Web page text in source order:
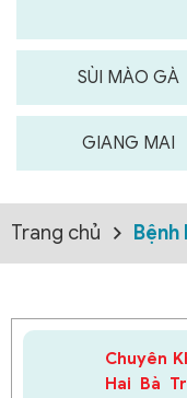
SÙI MÀO GÀ
GIANG MAI
Trang chủ Bệnh
Chuyên
Hai Bà